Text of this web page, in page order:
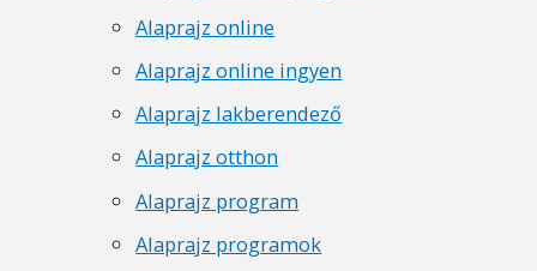
Alaprajz online
Alaprajz online ingyen
Alaprajz lakberendező
Alaprajz otthon
Alaprajz program
Alaprajz programok